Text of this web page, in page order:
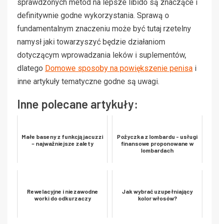
sprawdzonych metod na lepsze libido są znaczące i
definitywnie godne wykorzystania. Sprawą o
fundamentalnym znaczeniu może być tutaj rzetelny
namysł jaki towarzyszyć będzie działaniom
dotyczącym wprowadzania leków i suplementów,
dlatego Domowe sposoby na powiększenie penisa i
inne artykuły tematyczne godne są uwagi.
Inne polecane artykuły:
Małe baseny z funkcją jacuzzi
– najważniejsze zalety
Pożyczka z lombardu - usługi
finansowe proponowane w
lombardach
Rewelacyjne i niezawodne
worki do odkurzaczy
Jak wybrać uzupełniający
kolor włosów?